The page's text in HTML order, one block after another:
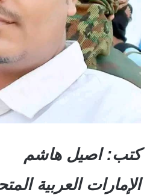
كتب: اصيل هاشم
الإمارات العربية